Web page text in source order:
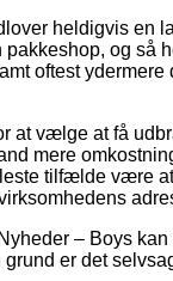
heldigvis en
pakkeshop, og så
oftest
at vælge at få
mere
tilfælde være
– Boys
er det